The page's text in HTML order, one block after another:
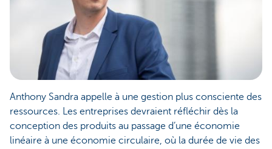
Anthony Sandra appelle à une gestion plus consciente des
ressources. Les entreprises devraient réfléchir dès la
conception des produits au passage d’une économie
linéaire à une économie circulaire, où la durée de vie des